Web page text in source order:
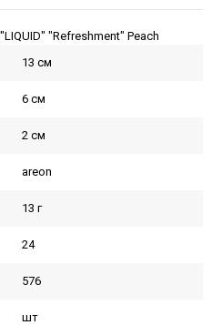
"Refreshment" Peach
13 см
6 см
2 см
areon
13 г
24
576
шт